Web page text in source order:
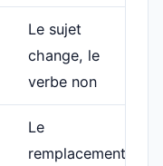
Le sujet
change, le
verbe non
Le
remplacement